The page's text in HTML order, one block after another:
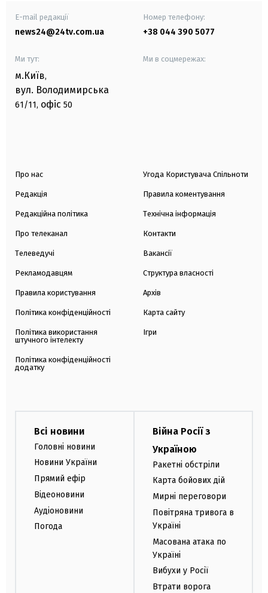
E-mail редакції
news24@24tv.com.ua
Номер телефону:
+38 044 390 5077
Ми тут:
м.Київ,
вул. Володимирська
61/11, офіс 50
Ми в соцмережах:
Про нас
Редакція
Редакційна політика
Про телеканал
Телеведучі
Рекламодавцям
Правила користування
Політика конфіденційності
Політика використання
штучного інтелекту
Політика конфіденційності
додатку
Угода Користувача Спільноти
Правила коментування
Технічна інформація
Контакти
Вакансії
Структура власності
Архів
Карта сайту
Ігри
Всі новини
Головні новини
Новини України
Прямий ефір
Відеоновини
Аудіоновини
Погода
Війна Росії з
Україною
Ракетні обстріли
Карта бойових дій
Мирні переговори
Повітряна тривога в
Україні
Масована атака по
Україні
Вибухи у Росії
Втрати ворога